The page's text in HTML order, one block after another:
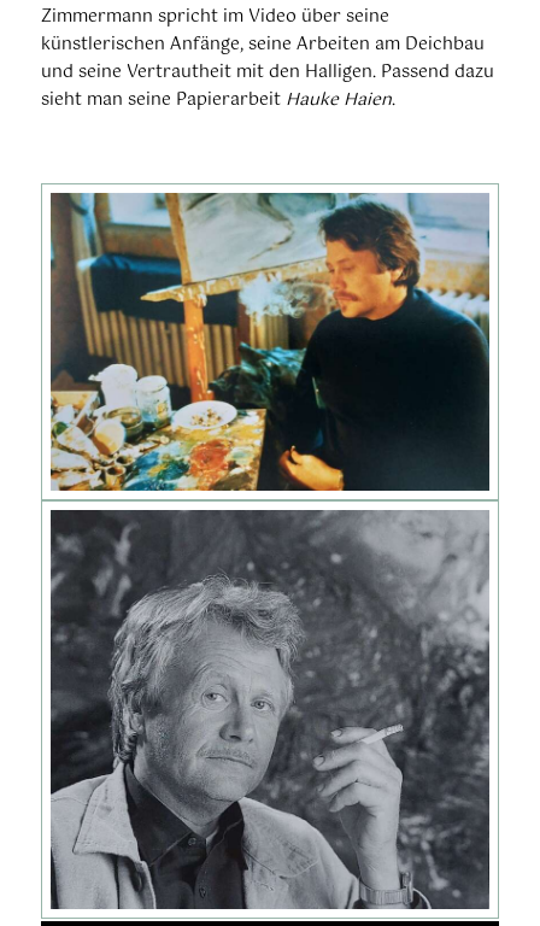
Zimmermann spricht im Video über seine
künstlerischen Anfänge, seine Arbeiten am Deichbau
und seine Vertrautheit mit den Halligen. Passend dazu
sieht man seine Papierarbeit Hauke Haien.